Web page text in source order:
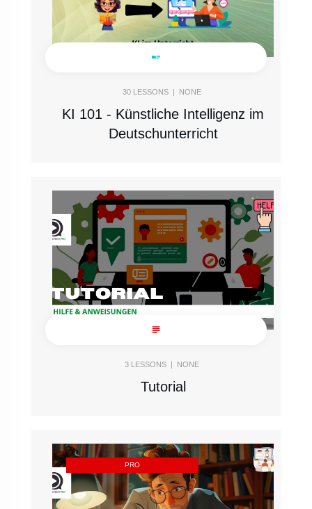
30LESSONS | NONE
KI 101 - Künstliche Intelligenz im
Deutschunterricht
3LESSONS | NONE
Tutorial
PRO